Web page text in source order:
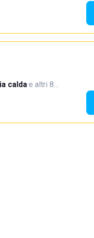
calda·e altri 8…